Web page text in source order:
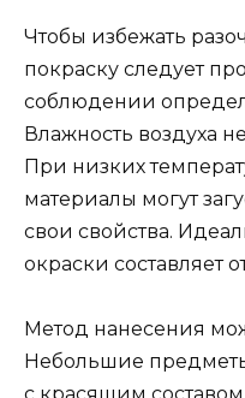
Чтобы избежать
покраску следует
соблюдении
Влажность воздуха
При низких
материалы могут
свои свойства.
окраски составляет
Метод нанесения
Небольшие